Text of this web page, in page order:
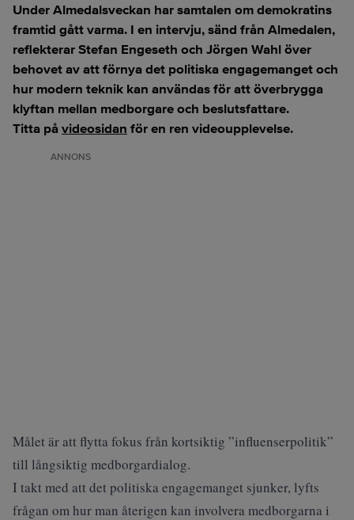
Under Almedalsveckan har samtalen om demokratins
framtid gått varma. I en intervju, sänd från Almedalen,
reflekterar Stefan Engeseth och Jörgen Wahl över
behovet av att förnya det politiska engagemanget och
hur modern teknik kan användas för att överbrygga
klyftan mellan medborgare och beslutsfattare.
Titta på videosidan för en ren videoupplevelse.
ANNONS
Målet är att flytta fokus från kortsiktig ”influenserpolitik”
till långsiktig medborgardialog.
I takt med att det politiska engagemanget sjunker, lyfts
frågan om hur man återigen kan involvera medborgarna i